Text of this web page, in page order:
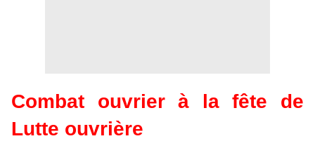
Combat ouvrier à la fête de
Lutte ouvrière